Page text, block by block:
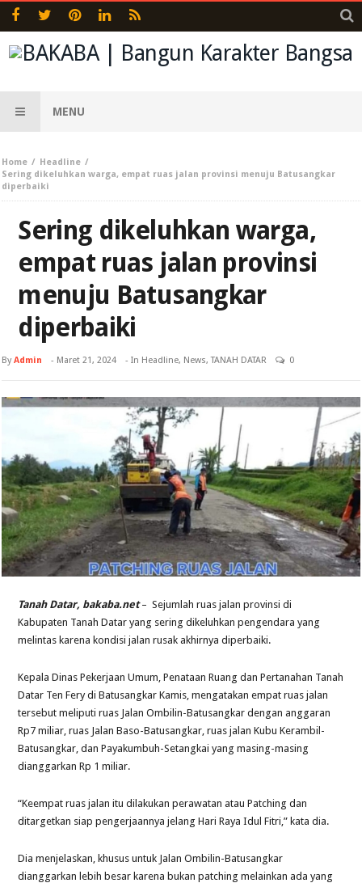
MENU
Home
Headline
Sering dikeluhkan warga, empat ruas jalan provinsi menuju Batusangkar
diperbaiki
Sering dikeluhkan warga,
empat ruas jalan provinsi
menuju Batusangkar
diperbaiki
ByAdmin - Maret 21, 2024 - In Headline, News,TANAH DATAR 0
Tanah Datar, bakaba.net– Sejumlah ruas jalan provinsi di
Kabupaten Tanah Datar yang sering dikeluhkan pengendara yang
melintas karena kondisi jalan rusak akhirnya diperbaiki.
Kepala Dinas Pekerjaan Umum, Penataan Ruang dan Pertanahan Tanah
Datar Ten Fery di Batusangkar Kamis, mengatakan empat ruas jalan
tersebut meliputi ruas Jalan Ombilin-Batusangkar dengan anggaran
Rp7 miliar, ruas Jalan Baso-Batusangkar, ruas jalan Kubu Kerambil-
Batusangkar, dan Payakumbuh-Setangkai yang masing-masing
dianggarkan Rp 1 miliar.
“Keempat ruas jalan itu dilakukan perawatan atau Patching dan
ditargetkan siap pengerjaannya jelang Hari Raya Idul Fitri,” kata dia.
Dia menjelaskan, khusus untuk Jalan Ombilin-Batusangkar
dianggarkan lebih besar karena bukan patching melainkan ada yang